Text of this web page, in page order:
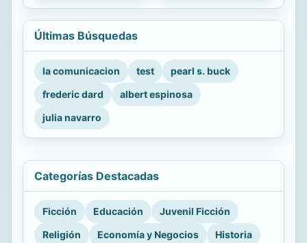
Últimas Búsquedas
la comunicacion test
pearl s. buck
frederic dard
albert espinosa
julia navarro
Categorías Destacadas
Ficción Educación
Juvenil Ficción
Religión
Economía y Negocios
Historia